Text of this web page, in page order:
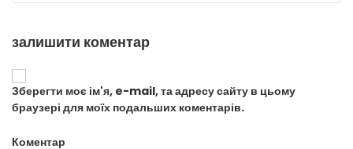
залишити коментар
Зберегти моє ім'я, e-mail, та адресу сайту в цьому
браузері для моїх подальших коментарів.
Коментар